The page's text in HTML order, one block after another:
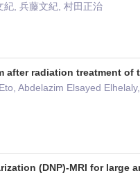
紀, 兵藤文紀, 村田正治
after radiation treatment of
Abdelazim Elsayed
(DNP)-MRI for large